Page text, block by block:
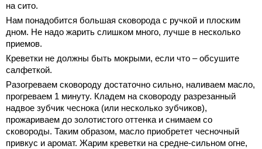
на сито.
Нам понадобится большая сковорода с ручкой и плоским
дном. Не надо жарить слишком много, лучше в несколько
приемов.
Креветки не должны быть мокрыми, если что – обсушите
салфеткой.
Разогреваем сковороду достаточно сильно, наливаем масло,
прогреваем 1 минуту. Кладем на сковороду разрезанный
надвое зубчик чеснока (или несколько зубчиков),
прожариваем до золотистого оттенка и снимаем со
сковороды. Таким образом, масло приобретет чесночный
привкус и аромат. Жарим креветки на средне-сильном огне,